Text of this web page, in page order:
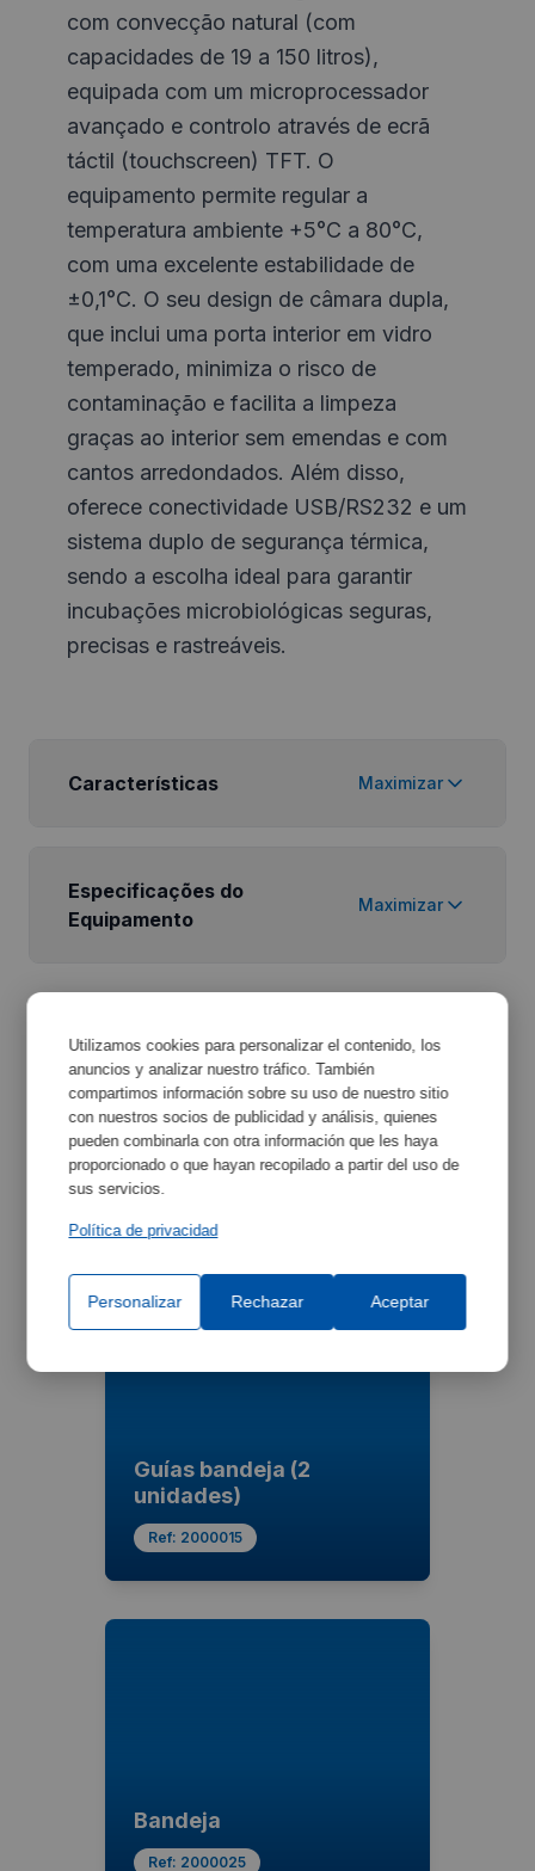
com convecção natural (com
capacidades de 19 a 150 litros),
equipada com um microprocessador
avançado e controlo através de ecrã
táctil (touchscreen) TFT. O
equipamento permite regular a
temperatura ambiente +5°C a 80°C,
com uma excelente estabilidade de
±0,1°C. O seu design de câmara dupla,
que inclui uma porta interior em vidro
temperado, minimiza o risco de
contaminação e facilita a limpeza
graças ao interior sem emendas e com
cantos arredondados. Além disso,
oferece conectividade USB/RS232 e um
sistema duplo de segurança térmica,
sendo a escolha ideal para garantir
incubações microbiológicas seguras,
precisas e rastreáveis.
Características Maximizar
Especificações do
Equipamento
Maximizar
Acessórios Relacionados
Descubra os acessórios que podem complementar
o seu equipamento e melhorar a sua funcionalidade.
Guías bandeja (2
unidades)
Ref: 2000015
Bandeja
Ref: 2000025
Utilizamos cookies para personalizar el contenido, los
anuncios y analizar nuestro tráfico. También
compartimos información sobre su uso de nuestro sitio
con nuestros socios de publicidad y análisis, quienes
pueden combinarla con otra información que les haya
proporcionado o que hayan recopilado a partir del uso de
sus servicios.
Política de privacidad
Personalizar Rechazar Aceptar